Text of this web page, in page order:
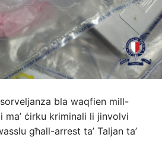
bla waqfien mill-
ma’ ċirku kriminali li jinvolvi
għall-arrest ta’ Taljan ta’